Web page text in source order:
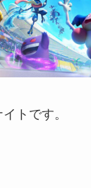
トです。